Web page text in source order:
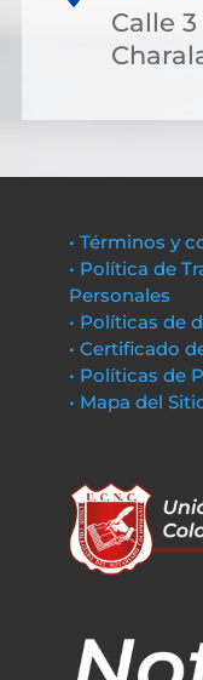
Calle
• Términos y
• Política de
Personales
• Políticas de
• Certificado
• Políticas de
• Mapa del